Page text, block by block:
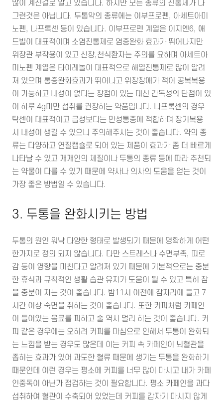
많이 계신걸로 알고 있습니다. 하지만 모든 종류의 진통제가 다
그런것은 아닙니다. 두통약의 종류에는 이부프로펜, 아세트아미
노펜, 나프록센 등이 있습니다. 이부프로펜 계열은 이지엔6, 애
드빌이 대표적이며 소염진통제로 염증완화 효과가 뛰어나지만
위장관 부작용이 있고 신장,천식환자는 주의를 요하며 아세트아
미노펜 계열은 타이레놀이 대표적으로 해열진통제로 많이 알려
져 있으며 통증완화효과가 뛰어나고 위장장애가 적어 공복복용
이 가능하고 내성이 없다는 장점이 있는 대신 간독성의 단점이 있
어 하루 4g미만 섭취를 권장하는 약품입니다. 나프록센의 경우
탁센이 대표적이고 급성보다는 만성통증에 적합하며 장기복용
시 내성이 생길 수 있으니 주의해주시는 것이 좋습니다. 약의 종
류는 다양하고 연질캡슐로 되어 있는 제품이 효과가 좀 더 빠르게
나타날 수 있고 개개인의 체질이나 두통의 종류 등에 따라 추천되
는 약물이 다를 수 있기 때문에 약사나 의사의 도움을 얻는 것이
가장 좋은 방법일 수 있습니다.
3. 두통을 완화시키는 방법
두통의 원인 워낙 다양한 형태로 발생되기 때문에 명확하게 어떤
한가지로 정의 되지 않습니다. 다만 스트레스나 수면부족, 피로
감 등이 영향을 미친다고 알려져 있기 때문에 기본적으로는 충분
한 휴식과 규칙적인 생활 습관 유지가 도움이 될 수 있고 특히 잠
을 충분이 자는 것이 좋습니다. 밤11시 이전에 잠자리에 들고 7
시간 이상 숙면을 취하는 것이 좋습니다. 또한 커피처럼 카페인
이 들어있는 음료를 피하고 술 역시 멀리 하는 것이 좋습니다. 커
피 같은 경우에는 오히려 커피를 마심으로 인해서 두통이 완화되
는 느낌을 받는 경우도 많은데 이는 커피 속 카페인이 뇌혈관을
좁히는 효과가 있어 과도한 혈류 때문에 생기는 두통을 완화하기
때문인데 이런 경우는 평소에 커피를 너무 많이 마시고 내가 카페
인중독이 아닌가 점검하는 것이 필요합니다. 평소 카페인을 과다
섭취하여 혈관이 수축되어 있었는데 커피를 갑자기 마시지 않게